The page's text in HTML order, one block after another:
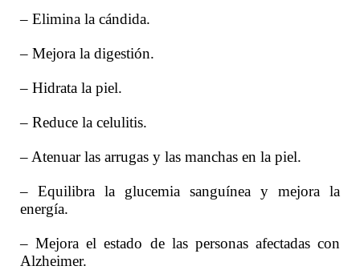
– Elimina la cándida.
– Mejora la digestión.
– Hidrata la piel.
– Reduce la celulitis.
– Atenuar las arrugas y las manchas en la piel.
– Equilibra la glucemia sanguínea y mejora la
energía.
– Mejora el estado de las personas afectadas con
Alzheimer.